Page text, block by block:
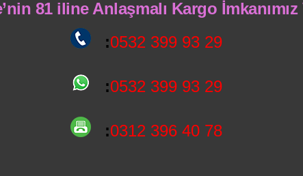
81 iline Anlaşmalı Kargo İmkanımız
:0532 399 93 29
:0532 399 93 29
:0312 396 40 78